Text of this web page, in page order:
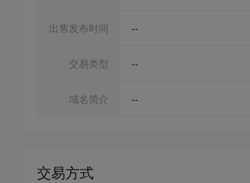
出售发布时间 --
交易类型 --
域名简介 --
交易方式